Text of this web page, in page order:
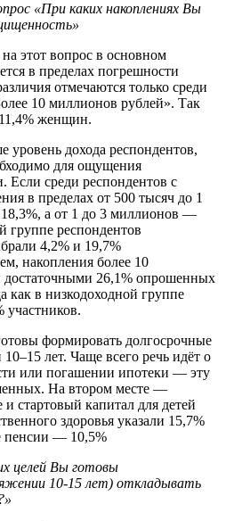
«При каких накоплениях Вы
этот вопрос в основном
в пределах погрешности
отмечаются только среди
10 миллионов рублей». Так
женщин.
уровень дохода респондентов,
для ощущения
среди респондентов с
в пределах от 500 тысяч до 1
а от 1 до 3 миллионов —
группе респондентов
4,2% и 19,7%
накопления более 10
достаточными 26,1% опрошенных
как в низкодоходной группе
участников.
формировать долгосрочные
лет. Чаще всего речь идёт о
или погашении ипотеки — эту
На втором месте —
стартовый капитал для детей
здоровья указали 15,7%
пенсии — 10,5%
целей Вы готовы
10-15 лет) откладывать